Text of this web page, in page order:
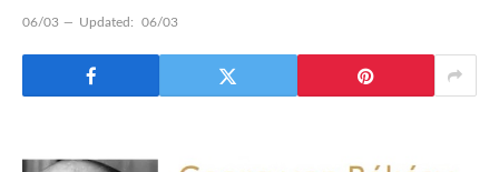
06/03 Updated: 06/03